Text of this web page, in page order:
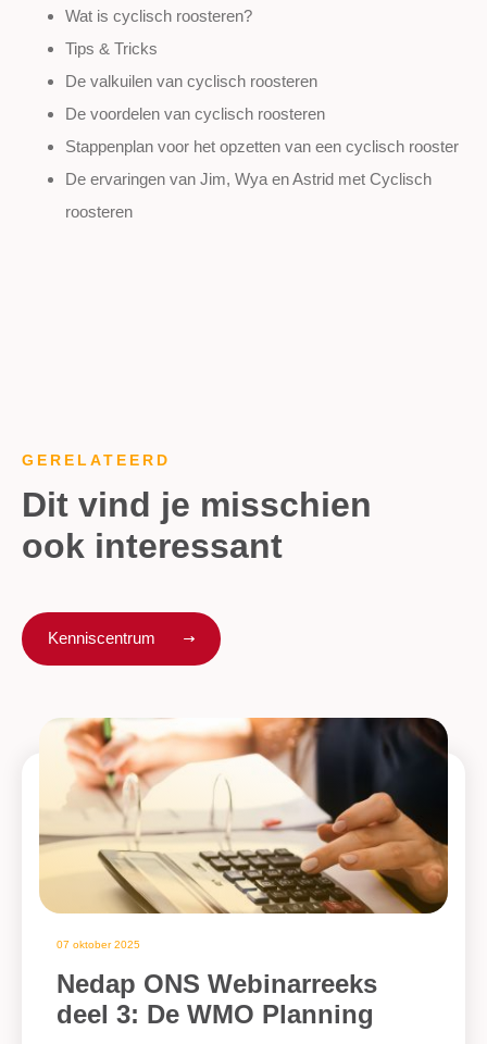
Wat is cyclisch roosteren?
Tips & Tricks
De valkuilen van cyclisch roosteren
De voordelen van cyclisch roosteren
Stappenplan voor het opzetten van een cyclisch rooster
De ervaringen van Jim, Wya en Astrid met Cyclisch
roosteren
GERELATEERD
Dit vind je misschien
ook interessant
Kenniscentrum
07 oktober 2025
Nedap ONS Webinarreeks
deel 3: De WMO Planning